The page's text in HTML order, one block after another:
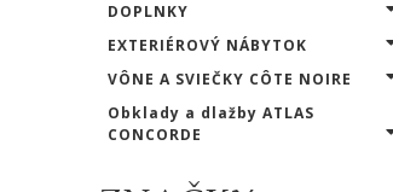
Barové
skrinky
Knižnice
DOPLNKY
EXTERIÉROVÝ NÁBYTOK
VÔNE A SVIEČKY CÔTE NOIRE
Obklady a dlažby ATLAS
CONCORDE